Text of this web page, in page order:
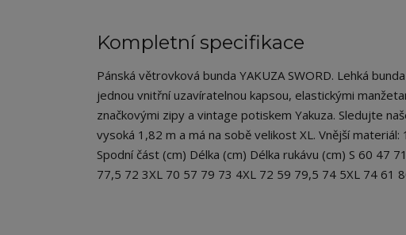
Kompletní specifikace
Pánská větrovková bunda YAKUZA SWORD. Lehká
jednou vnitřní uzavíratelnou kapsou, elastickými
značkovými zipy a vintage potiskem Yakuza. Sledujte
vysoká 1,82 m a má na sobě velikost XL. Vnější
Spodní část (cm) Délka (cm) Délka rukávu (cm) S 60
77,5 72 3XL 70 57 79 73 4XL 72 59 79,5 74 5XL 74 61